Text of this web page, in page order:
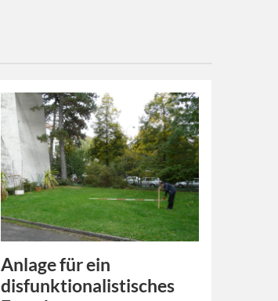
Anlage für ein
disfunktionalistisches